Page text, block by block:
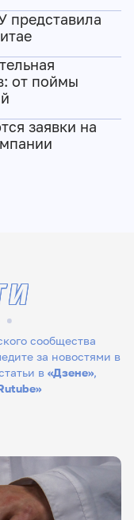
представила
от поймы
заявки на
сообщества
за новостями в
в «Дзене»,